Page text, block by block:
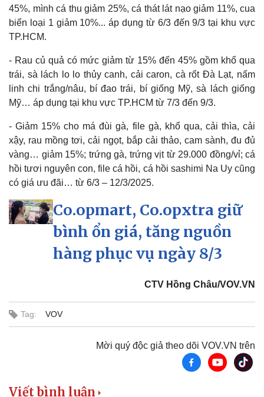
Bóng đá
Ô tô - Xe máy
45%, mình cá thu giảm 25%, cá thát lát nạo giảm 11%, cua
biển loại 1 giảm 10%... áp dụng từ 6/3 đến 9/3 tại khu vực
TP.HCM.
- Rau củ quả có mức giảm từ 15% đến 45% gồm khổ qua
trái, sà lách lo lo thủy canh, cải caron, cà rốt Đà Lạt, nấm
linh chi trắng/nâu, bí đao trái, bí giống Mỹ, sà lách giống
Mỹ… áp dụng tại khu vực TP.HCM từ 7/3 đến 9/3.
- Giảm 15% cho má đùi gà, file gà, khổ qua, cải thìa, cải
xậy, rau mồng tơi, cải ngọt, bắp cải thảo, cam sành, đu đủ
vàng… giảm 15%; trứng gà, trứng vịt từ 29.000 đồng/vỉ; cá
hồi tươi nguyên con, file cá hồi, cá hồi sashimi Na Uy cũng
có giá ưu đãi… từ 6/3 – 12/3/2025.
Co.opmart, Co.opxtra giữ
bình ổn giá, tăng nguồn
hàng phục vụ ngày 8/3
CTV Hồng Châu/VOV.VN
Tag: VOV
Mời quý độc giả theo dõi VOV.VN trên
Viết bình luận